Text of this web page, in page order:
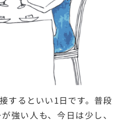
するといい1日です。普段
強い人も、今日は少し、